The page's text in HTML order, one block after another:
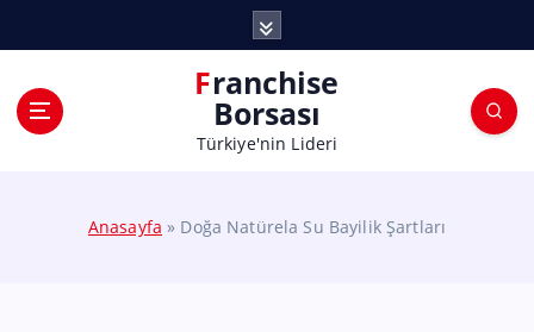
Franchise
Borsası
Türkiye'nin Lideri
Anasayfa » Doğa Natürela Su Bayilik Şartları